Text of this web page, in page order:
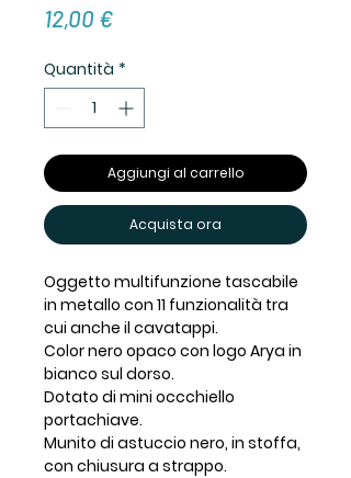
12,00 €Prezzo
Quantità *
Aggiungi al carrello
Acquista ora
Oggetto multifunzione tascabile
in metallo con 11 funzionalità tra
cui anche il cavatappi.
Color nero opaco con logo Arya in
bianco sul dorso.
Dotato di mini occchiello
portachiave.
Munito di astuccio nero, in stoffa,
con chiusura a strappo.